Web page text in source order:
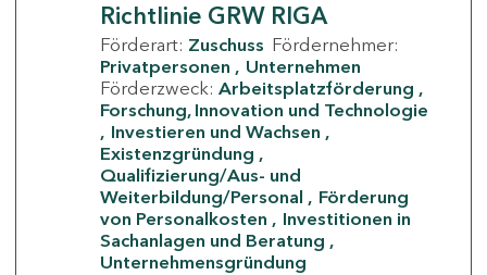
Richtlinie GRW RIGA
Förderart: Zuschuss Fördernehmer:
Privatpersonen
Unternehmen
Förderzweck: Arbeitsplatzförderung
Forschung, Innovation und Technologie
Investieren und Wachsen
Existenzgründung
Qualifizierung/Aus- und
Weiterbildung/Personal
Förderung
von Personalkosten
Investitionen in
Sachanlagen und Beratung
Unternehmensgründung